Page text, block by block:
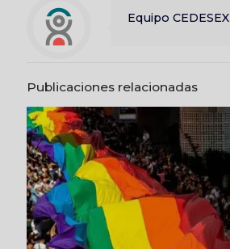
Equipo CEDESEX
Publicaciones relacionadas